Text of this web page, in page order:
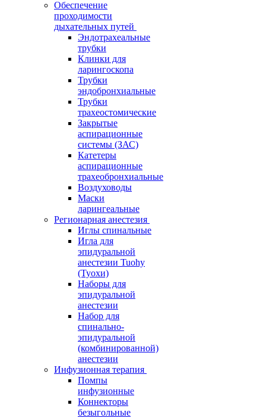
Обеспечение
проходимости
дыхательных путей
Эндотрахеальные
трубки
Клинки для
ларингоскопа
Трубки
эндобронхиальные
Трубки
трахеостомические
Закрытые
аспирационные
системы (ЗАС)
Катетеры
аспирационные
трахеобронхиальные
Воздуховоды
Маски
ларингеальные
Регионарная анестезия
Иглы спинальные
Игла для
эпидуральной
анестезии Tuohy
(Туохи)
Наборы для
эпидуральной
анестезии
Набор для
спинально-
эпидуральной
(комбинированной)
анестезии
Инфузионная терапия
Помпы
инфузионные
Коннекторы
безыгольные